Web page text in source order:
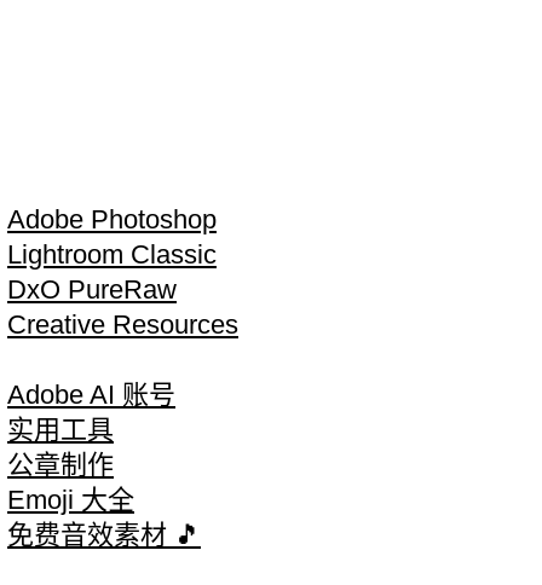
Adobe Photoshop
Lightroom Classic
DxO PureRaw
Creative Resources
Adobe AI 账号
实用工具
公章制作
Emoji 大全
免费音效素材 🎵